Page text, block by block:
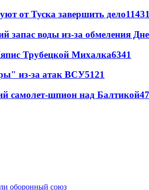
от Туска завершить дело11431
запас воды из-за обмеления
Трубецкой Михалка6341
из-за атак ВСУ5121
самолет-шпион над Балтикой